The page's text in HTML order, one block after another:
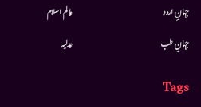
جہانِ اردو
جہانِ طب
عالم اسلام
عدلیہ
Tags